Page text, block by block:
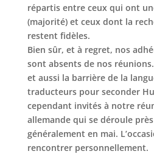
répartis entre ceux qui ont
(majorité) et ceux dont la
restent fidèles.
Bien sûr, et à regret, nos
sont absents de nos
et aussi la barrière de la
traducteurs pour seconder
cependant invités à notre
allemande qui se déroule
généralement en mai.
rencontrer personnellement.